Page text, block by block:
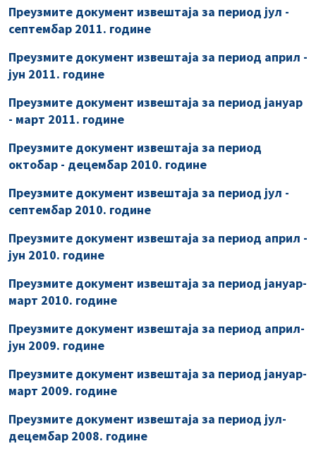
Преузмите документ извештаја за период јул -
септембар 2011. године
Преузмите документ извештаја за период април -
јун 2011. године
Преузмите документ извештаја за период јануар
- март 2011. године
Преузмите документ извештаја за период
октобар - децембар 2010. године
Преузмите документ извештаја за период јул -
септембар 2010. године
Преузмите документ извештајa за период април -
јун 2010. године
Преузмите документ извештајa за период јануар-
март 2010. године
Преузмите документ извештаја за период април-
јун 2009. године
Преузмите документ извештаја за период јануар-
март 2009. године
Преузмите документ извештаја за период јул-
децембар 2008. године